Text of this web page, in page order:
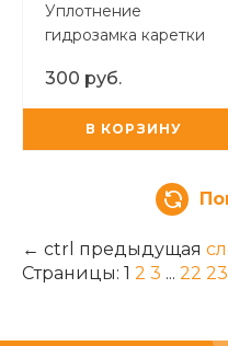
Уплотнение
гидрозамка каретки
чёрное)
300 руб.
В КОРЗИНУ
← ctrl предыдущая
Страницы: 1 2 3 ... 22 23